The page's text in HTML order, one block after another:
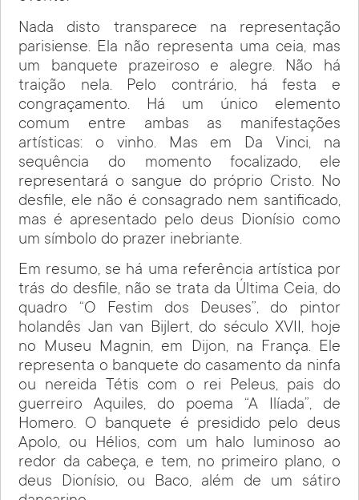
Nada disto transparece na representação
parisiense. Ela não representa uma ceia, mas
um banquete prazeiroso e alegre. Não há
traição nela. Pelo contrário, há festa e
congraçamento. Há um único elemento
comum entre ambas as manifestações
artísticas: o vinho. Mas em Da Vinci, na
sequência do momento focalizado, ele
representará o sangue do próprio Cristo. No
desfile, ele não é consagrado nem santificado,
mas é apresentado pelo deus Dionísio como
um símbolo do prazer inebriante.
Em resumo, se há uma referência artística por
trás do desfile, não se trata da Última Ceia, do
quadro “O Festim dos Deuses”, do pintor
holandês Jan van Bijlert, do século XVII, hoje
no Museu Magnin, em Dijon, na França. Ele
representa o banquete do casamento da ninfa
ou nereida Tétis com o rei Peleus, pais do
guerreiro Aquiles, do poema “A Ilíada”, de
Homero. O banquete é presidido pelo deus
Apolo, ou Hélios, com um halo luminoso ao
redor da cabeça, e tem, no primeiro plano, o
deus Dionísio, ou Baco, além de um sátiro